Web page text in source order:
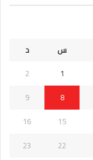
س
د
1
2
8
9
15
16
22
23